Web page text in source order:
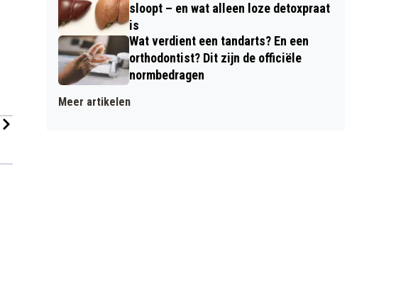
sloopt – en wat alleen loze detoxpraat
is
Wat verdient een tandarts? En een
orthodontist? Dit zijn de officiële
normbedragen
Meer artikelen